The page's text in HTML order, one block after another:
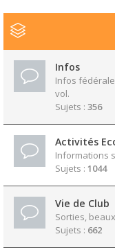
Infos
Infos
vol.
Sujets : 356
Activités
Informations
Sujets : 1044
Vie de Club
Sorties,
Sujets : 662